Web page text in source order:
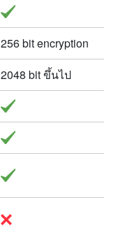
256 bit encryption
2048 bit ขึ้นไป